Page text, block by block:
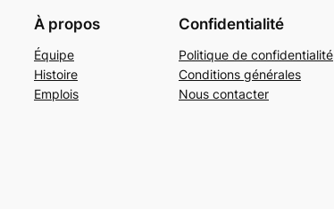
À propos
Équipe
Histoire
Emplois
Confidentialité
Politique de confidentialité
Conditions générales
Nous contacter